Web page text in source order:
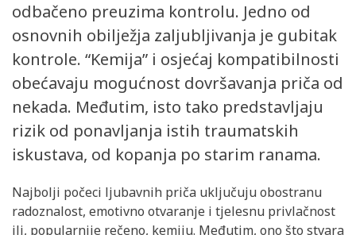
odbačeno preuzima kontrolu. Jedno od
osnovnih obilježja zaljubljivanja je gubitak
kontrole. “Kemija” i osjećaj kompatibilnosti
obećavaju mogućnost dovršavanja priča od
nekada. Međutim, isto tako predstavljaju
rizik od ponavljanja istih traumatskih
iskustava, od kopanja po starim ranama.
Najbolji počeci ljubavnih priča uključuju obostranu
radoznalost, emotivno otvaranje i tjelesnu privlačnost
ili, popularnije rečeno, kemiju. Međutim, ono što stvara